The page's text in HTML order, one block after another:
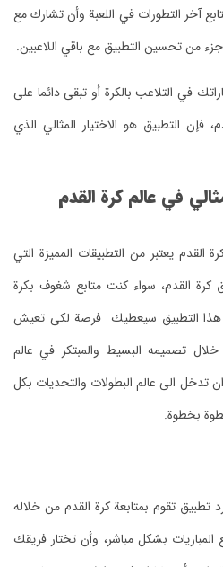
آخر التطورات في اللعبة وأن تشارك مع
من تحسين التطبيق مع باقي اللاعبين.
في التلاعب بالكرة أو تبقى دائما على
فإن التطبيق هو الاختيار المثالي الذي
في عالم كرة القدم
يعتبر من التطبيقات المميزة التي
كرة القدم، سواء كنت متابع شغوف بكرة
هذا التطبيق سيعطيك فرصة لكى تعيش
تصميمه البسيط والمبتكر في عالم
تدخل الى عالم البطولات والتحديات بكل
بخطوة.
تطبيق تقوم بمتابعة كرة القدم من خلاله
بشكل مباشر، وأن تختار فريقك